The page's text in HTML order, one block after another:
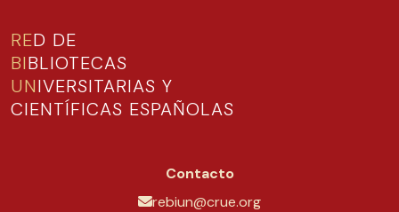
RED DE
BIBLIOTECAS
UNIVERSITARIAS Y
CIENTÍFICAS ESPAÑOLAS
Contacto
rebiun@crue.org